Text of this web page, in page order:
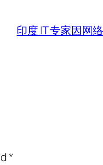
印度 IT 专家因网
*